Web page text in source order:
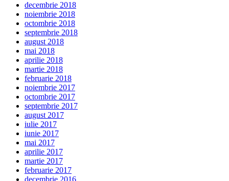
decembrie 2018
noiembrie 2018
octombrie 2018
septembrie 2018
august 2018
mai 2018
aprilie 2018
martie 2018
februarie 2018
noiembrie 2017
octombrie 2017
septembrie 2017
august 2017
iulie 2017
iunie 2017
mai 2017
aprilie 2017
martie 2017
februarie 2017